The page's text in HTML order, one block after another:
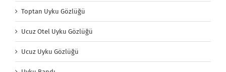
Toptan Uyku Gözlüğü
Ucuz Otel Uyku Gözlüğü
Ucuz Uyku Gözlüğü